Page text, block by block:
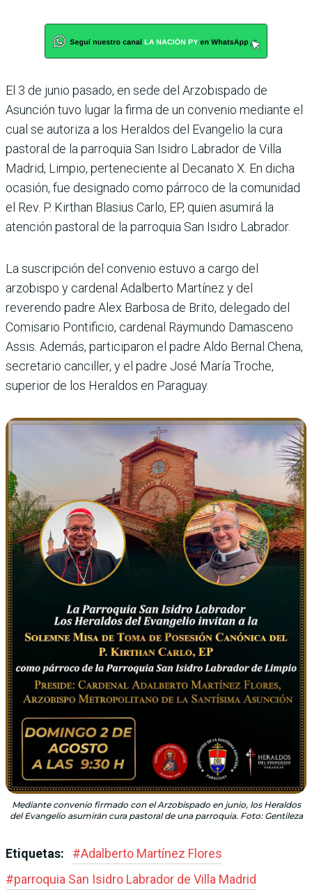
El 3 de junio pasado, en sede del Arzobispado de
Asunción tuvo lugar la firma de un convenio mediante el
cual se autoriza a los Heraldos del Evangelio la cura
pastoral de la parroquia San Isidro Labrador de Villa
Madrid, Limpio, perteneciente al Decanato X. En dicha
ocasión, fue designado como párroco de la comunidad
el Rev. P. Kirthan Blasius Carlo, EP, quien asumirá la
atención pastoral de la parroquia San Isidro Labrador.
La suscripción del convenio estuvo a cargo del
arzobispo y cardenal Adalberto Martínez y del
reverendo padre Alex Barbosa de Brito, delegado del
Comisario Pontificio, cardenal Raymundo Damasceno
Assis. Además, participaron el padre Aldo Bernal Chena,
secretario canciller, y el padre José María Troche,
superior de los Heraldos en Paraguay.
Mediante convenio firmado con el Arzobispado en junio, los Heraldos
del Evangelio asumirán cura pastoral de una parroquia. Foto: Gentileza
Etiquetas: #Adalberto Martínez Flores
#parroquia San Isidro Labrador de Villa Madrid